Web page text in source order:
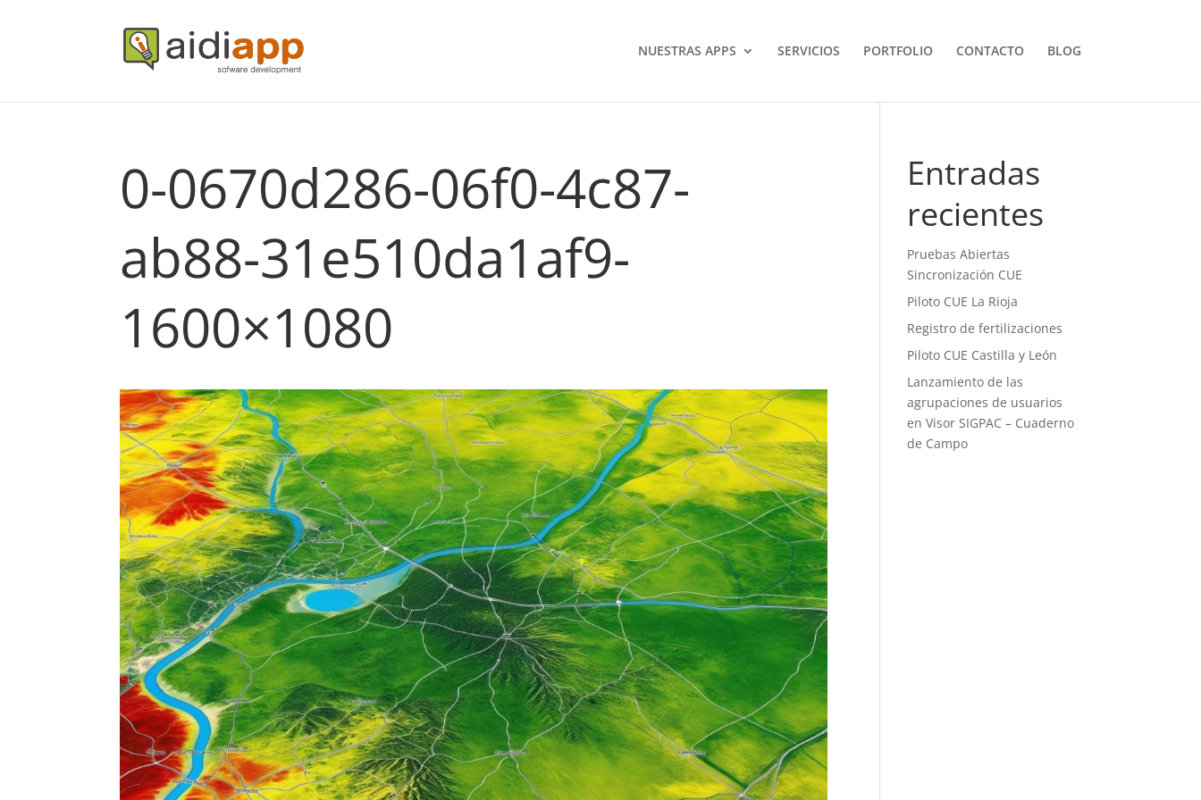
NUESTRAS APPS SERVICIOS PORTFOLIO CONTACTO BLOG
0-0670d286-06f0-4c87-
ab88-31e510da1af9-
1600×1080
Entradas
recientes
Pruebas Abiertas
Sincronización CUE
Piloto CUE La Rioja
Registro de fertilizaciones
Piloto CUE Castilla y León
Lanzamiento de las
agrupaciones de usuarios
en Visor SIGPAC – Cuaderno
de Campo